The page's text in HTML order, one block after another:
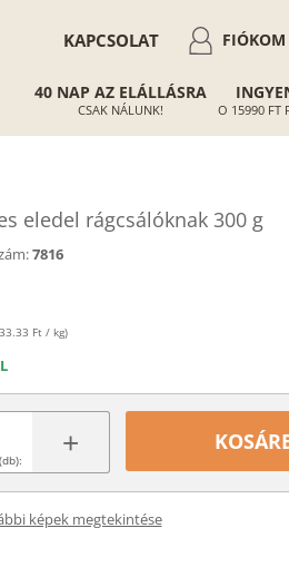
FIÓKOM
KAPCSOLAT
40 NAP AZ ELÁLLÁSRA
CSAK NÁLUNK! O 15990 FT
eledel rágcsálóknak 300 g
7816
Ft / kg)
+
képek megtekintése